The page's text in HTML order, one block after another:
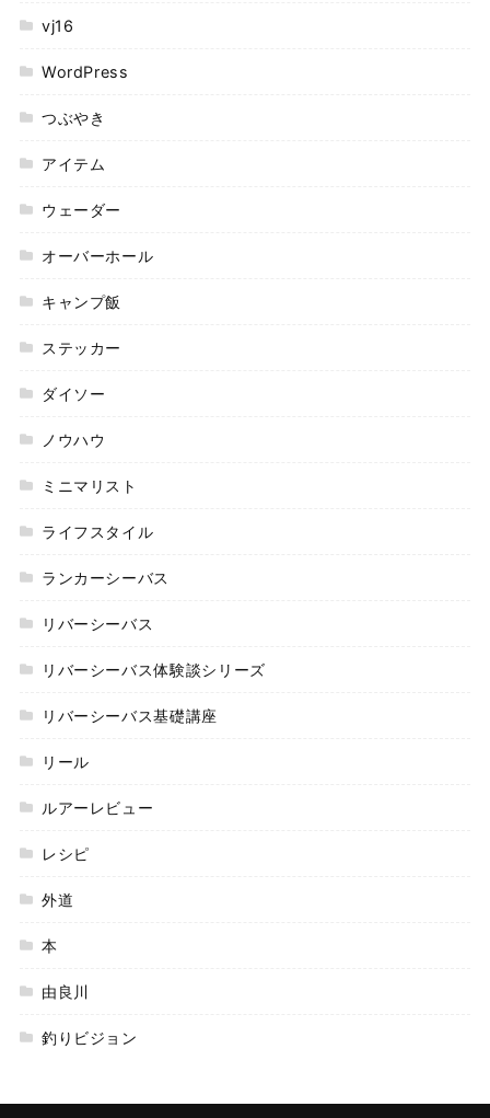
vj16
WordPress
つぶやき
アイテム
ウェーダー
オーバーホール
キャンプ飯
ステッカー
ダイソー
ノウハウ
ミニマリスト
ライフスタイル
ランカーシーバス
リバーシーバス
リバーシーバス体験談シリーズ
リバーシーバス基礎講座
リール
ルアーレビュー
レシピ
外道
本
由良川
釣りビジョン